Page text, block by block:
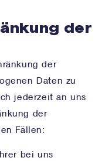
der
der
Daten zu
jederzeit an uns
der
Fällen:
bei uns